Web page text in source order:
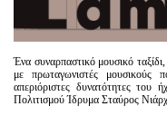
Ένα συναρπαστικό μουσικό
με πρωταγωνιστές μουσικούς
απεριόριστες δυνατότητες του
Πολιτισμού Ίδρυμα Σταύρος